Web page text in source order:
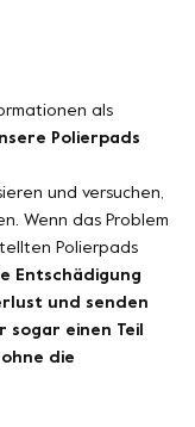
als
Polierpads
und versuchen,
Wenn das Problem
Polierpads
Entschädigung
und senden
sogar einen Teil
die